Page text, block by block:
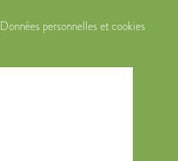
Données personnelles et cookies